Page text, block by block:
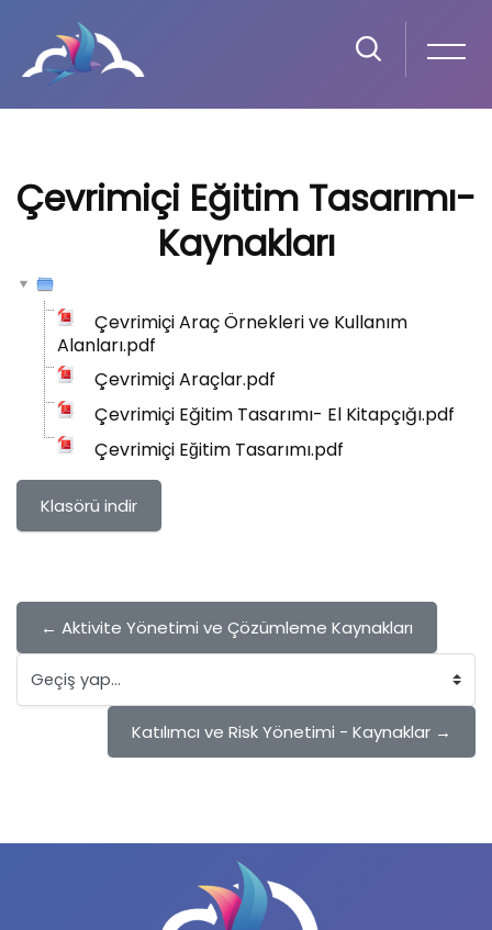
14. DÖNEM FARK YARATAN EĞITMENIN EĞITIMI
Çevrimiçi Eğitim Tasarımı-
Kaynakları
Çevrimiçi Araç Örnekleri ve Kullanım
Alanları.pdf
Çevrimiçi Araçlar.pdf
Çevrimiçi Eğitim Tasarımı- El Kitapçığı.pdf
Çevrimiçi Eğitim Tasarımı.pdf
Klasörü indir
← Aktivite Yönetimi ve Çözümleme Kaynakları
Geçiş yap...
Katılımcı ve Risk Yönetimi - Kaynaklar →